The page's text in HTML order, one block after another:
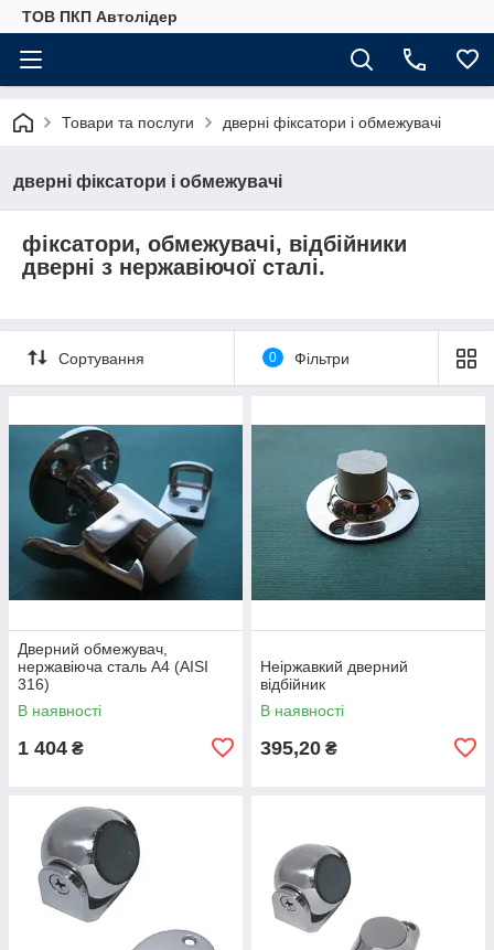
ТОВ ПКП Автолідер
Товари та послуги дверні фіксатори і обмежувачі
дверні фіксатори і обмежувачі
фіксатори, обмежувачі, відбійники
дверні з нержавіючої сталі.
Сортування 0 Фільтри
Дверний обмежувач,
нержавіюча сталь А4 (AISI
316)
В наявності
1 404 ₴
Неіржавкий дверний
відбійник
В наявності
395,20 ₴